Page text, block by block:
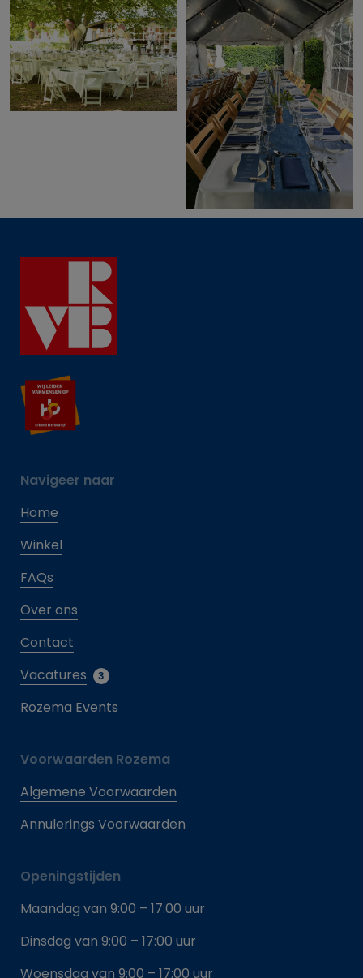
Navigeer naar
Home
Winkel
FAQs
Over ons
Contact
Vacatures
3
Rozema Events
Voorwaarden Rozema
Algemene Voorwaarden
Annulerings Voorwaarden
Openingstijden
Maandag van 9:00 – 17:00 uur
Dinsdag van 9:00 – 17:00 uur
Woensdag van 9:00 – 17:00 uur